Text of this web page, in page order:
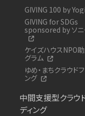
GIVING 100 by
GIVING for SDGs
sponsored by ソ
ケイズハウスNPO
グラム
ゆめ・まちクラウド
ング
中間支援型クラウ
ディング